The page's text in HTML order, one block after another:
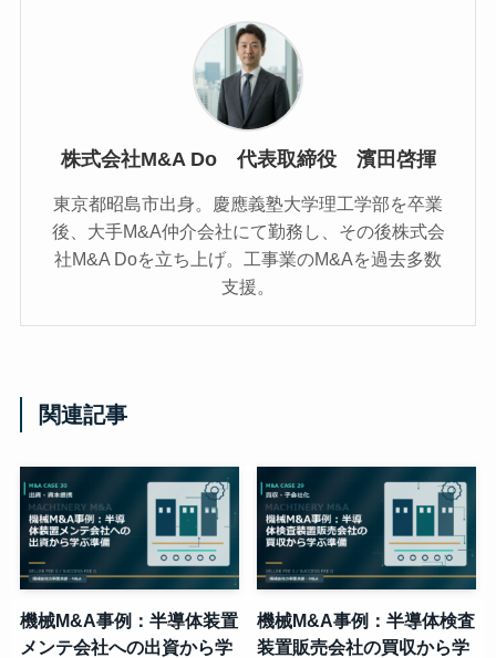
株式会社M&A Do 代表取締役 濱田啓揮
東京都昭島市出身。慶應義塾大学理工学部を卒業
後、大手M&A仲介会社にて勤務し、その後株式会
社M&A Doを立ち上げ。工事業のM&Aを過去多数
支援。
関連記事
機械M&A事例：半導体装置
メンテ会社への出資から学
機械M&A事例：半導体検査
装置販売会社の買収から学